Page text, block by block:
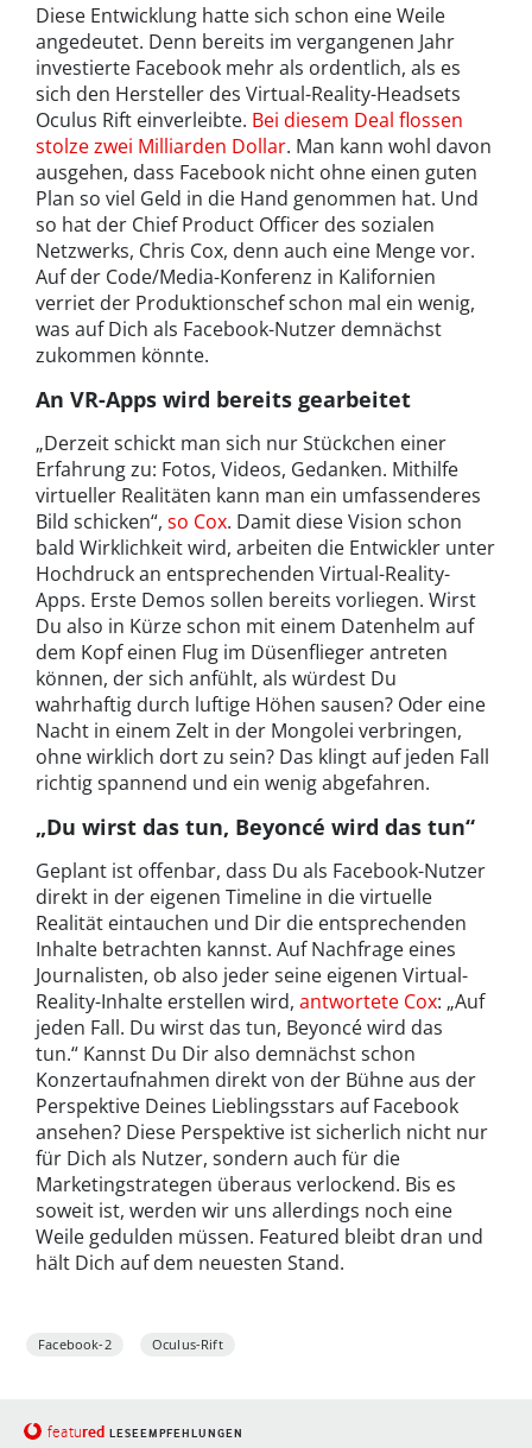
Diese Entwicklung hatte sich schon eine Weile
angedeutet. Denn bereits im vergangenen Jahr
investierte Facebook mehr als ordentlich, als es
sich den Hersteller des Virtual-Reality-Headsets
Oculus Rift einverleibte. Bei diesem Deal flossen
stolze zwei Milliarden Dollar. Man kann wohl davon
ausgehen, dass Facebook nicht ohne einen guten
Plan so viel Geld in die Hand genommen hat. Und
so hat der Chief Product Officer des sozialen
Netzwerks, Chris Cox, denn auch eine Menge vor.
Auf der Code/Media-Konferenz in Kalifornien
verriet der Produktionschef schon mal ein wenig,
was auf Dich als Facebook-Nutzer demnächst
zukommen könnte.
An VR-Apps wird bereits gearbeitet
„Derzeit schickt man sich nur Stückchen einer
Erfahrung zu: Fotos, Videos, Gedanken. Mithilfe
virtueller Realitäten kann man ein umfassenderes
Bild schicken“, so Cox. Damit diese Vision schon
bald Wirklichkeit wird, arbeiten die Entwickler unter
Hochdruck an entsprechenden Virtual-Reality-
Apps. Erste Demos sollen bereits vorliegen. Wirst
Du also in Kürze schon mit einem Datenhelm auf
dem Kopf einen Flug im Düsenflieger antreten
können, der sich anfühlt, als würdest Du
wahrhaftig durch luftige Höhen sausen? Oder eine
Nacht in einem Zelt in der Mongolei verbringen,
ohne wirklich dort zu sein? Das klingt auf jeden Fall
richtig spannend und ein wenig abgefahren.
„Du wirst das tun, Beyoncé wird das tun“
Geplant ist offenbar, dass Du als Facebook-Nutzer
direkt in der eigenen Timeline in die virtuelle
Realität eintauchen und Dir die entsprechenden
Inhalte betrachten kannst. Auf Nachfrage eines
Journalisten, ob also jeder seine eigenen Virtual-
Reality-Inhalte erstellen wird, antwortete Cox: „Auf
jeden Fall. Du wirst das tun, Beyoncé wird das
tun.“ Kannst Du Dir also demnächst schon
Konzertaufnahmen direkt von der Bühne aus der
Perspektive Deines Lieblingsstars auf Facebook
ansehen? Diese Perspektive ist sicherlich nicht nur
für Dich als Nutzer, sondern auch für die
Marketingstrategen überaus verlockend. Bis es
soweit ist, werden wir uns allerdings noch eine
Weile gedulden müssen. Featured bleibt dran und
hält Dich auf dem neuesten Stand.
Facebook-2 Oculus-Rift
featured LESEEMPFEHLUNGEN